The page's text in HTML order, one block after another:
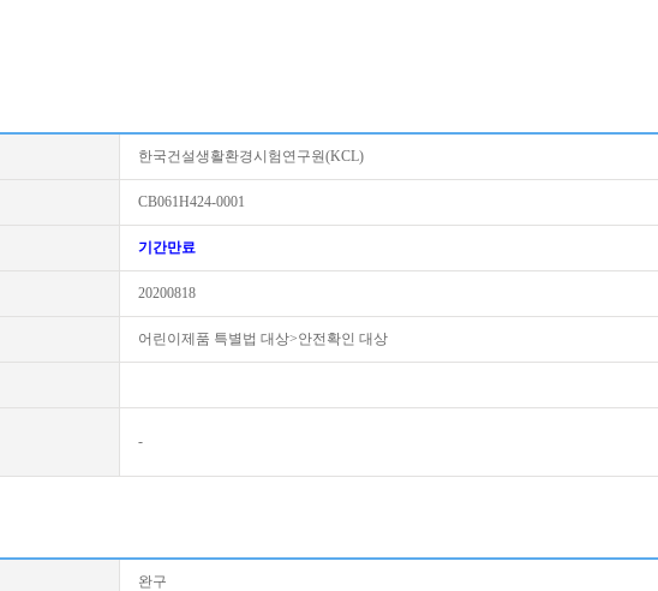
한국건설생활환경시험연구원(KCL)
CB061H424-0001
기간만료
20200818
어린이제품 특별법 대상>안전확인 대상
-
완구